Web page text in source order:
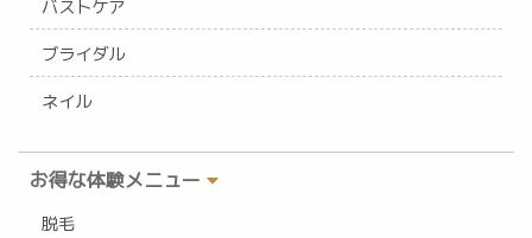
バストケア
ブライダル
ネイル
お得な体験メニュー
脱毛